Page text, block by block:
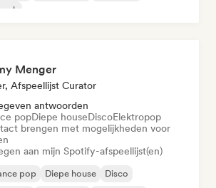
Menger
Afspeellijst Curator
antwoorden
popDiepe houseDiscoElektropop
brengen met mogelijkheden voor
aan mijn Spotify-afspeellijst(en)
pop Diepe house
Disco